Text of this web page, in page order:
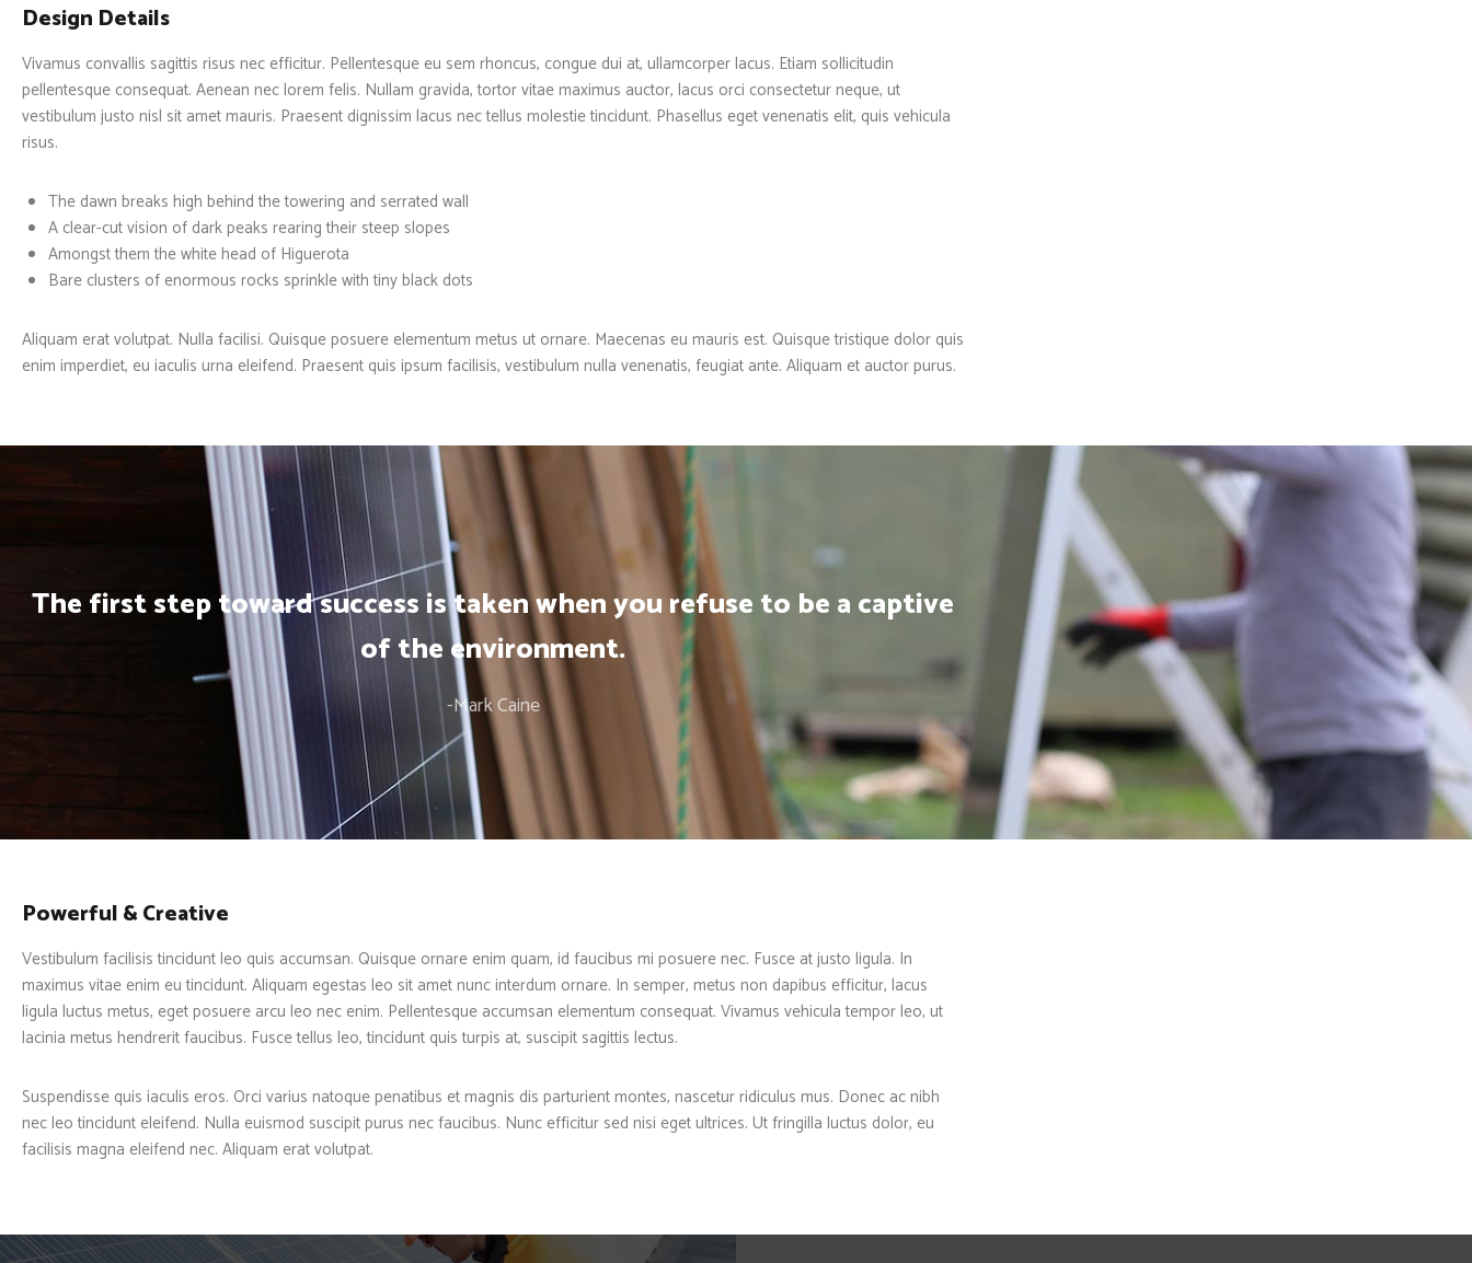
Design Details
Vivamus convallis sagittis risus nec efficitur. Pellentesque eu sem rhoncus, congue dui at, ullamcorper lacus. Etiam sollicitudin
pellentesque consequat. Aenean nec lorem felis. Nullam gravida, tortor vitae maximus auctor, lacus orci consectetur neque, ut
vestibulum justo nisl sit amet mauris. Praesent dignissim lacus nec tellus molestie tincidunt. Phasellus eget venenatis elit, quis vehicula
risus.
The dawn breaks high behind the towering and serrated wall
A clear-cut vision of dark peaks rearing their steep slopes
Amongst them the white head of Higuerota
Bare clusters of enormous rocks sprinkle with tiny black dots
Aliquam erat volutpat. Nulla facilisi. Quisque posuere elementum metus ut ornare. Maecenas eu mauris est. Quisque tristique dolor quis
enim imperdiet, eu iaculis urna eleifend. Praesent quis ipsum facilisis, vestibulum nulla venenatis, feugiat ante. Aliquam et auctor purus.
The first step toward success is taken when you refuse to be a captive
of the environment.
-Mark Caine
Powerful & Creative
Vestibulum facilisis tincidunt leo quis accumsan. Quisque ornare enim quam, id faucibus mi posuere nec. Fusce at justo ligula. In
maximus vitae enim eu tincidunt. Aliquam egestas leo sit amet nunc interdum ornare. In semper, metus non dapibus efficitur, lacus
ligula luctus metus, eget posuere arcu leo nec enim. Pellentesque accumsan elementum consequat. Vivamus vehicula tempor leo, ut
lacinia metus hendrerit faucibus. Fusce tellus leo, tincidunt quis turpis at, suscipit sagittis lectus.
Suspendisse quis iaculis eros. Orci varius natoque penatibus et magnis dis parturient montes, nascetur ridiculus mus. Donec ac nibh
nec leo tincidunt eleifend. Nulla euismod suscipit purus nec faucibus. Nunc efficitur sed nisi eget ultrices. Ut fringilla luctus dolor, eu
facilisis magna eleifend nec. Aliquam erat volutpat.